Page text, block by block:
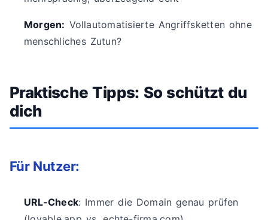
Morgen: Vollautomatisierte Angriffsketten ohne
menschliches Zutun?
Praktische Tipps: So schützt du
dich
Für Nutzer:
URL-Check: Immer die Domain genau prüfen